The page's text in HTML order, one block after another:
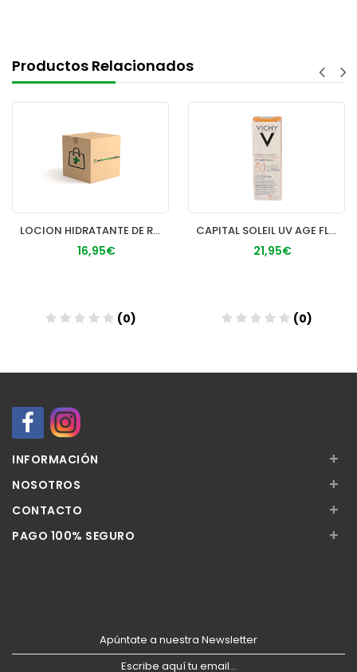
Productos Relacionados
LOCION HIDRATANTE DE ROSTRO PIEL NORMAL CERAVE 1 ENVASE 52 M
16,95€
(0)
CAPITAL SOLEIL UV AGE FLUIDO SPF 50+ 1 FRASCO 50 ml
21,95€
(0)
INFORMACIÓN +
NOSOTROS +
CONTACTO +
PAGO 100% SEGURO +
Apúntate a nuestra Newsletter
Escribe aquí tu email...